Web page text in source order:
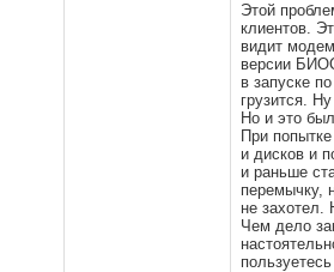
Этой
клиентов.
видит
версии
в запуске
грузится.
Но и это
При
и дисков и
и раньше
перемычку,
не
Чем дело